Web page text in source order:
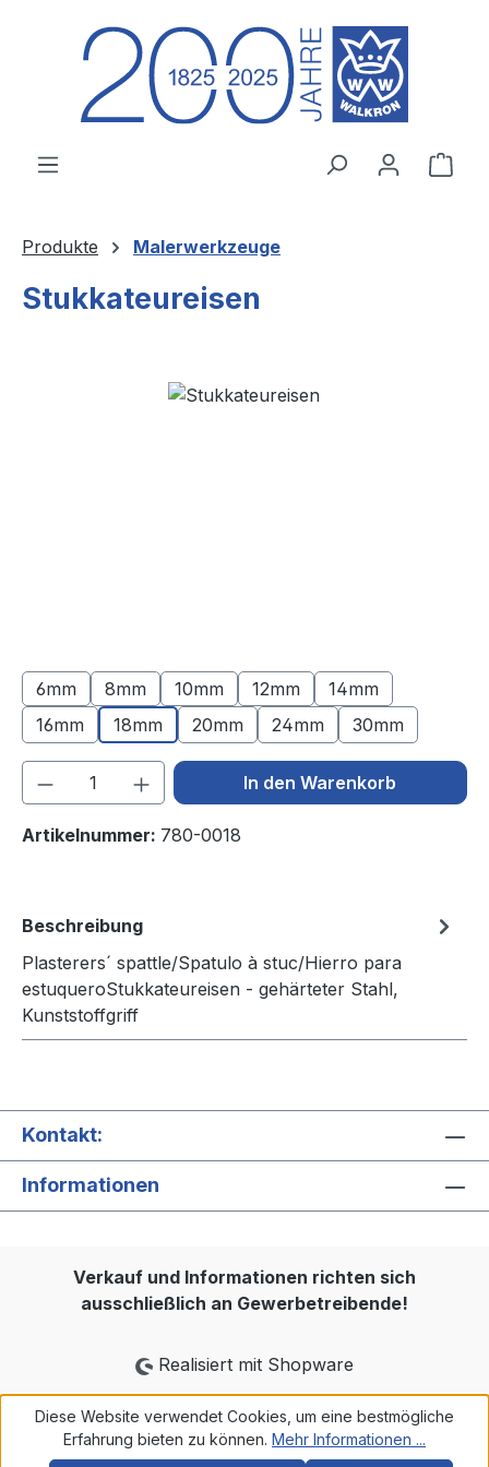
Zum Hauptinhalt springen
Produkte Malerwerkzeuge
Stukkateureisen
Bildergalerie überspringen
6mm 8mm 10mm 12mm
14mm
16mm
18mm 20mm 24mm 30mm
Produkt Anzahl: Gib denIn den Warenkorb
Artikelnummer: 780-0018
Beschreibung
Plasterers´ spattle/Spatulo à stuc/Hierro para
estuqueroStukkateureisen - gehärteter Stahl,
Kunststoffgriff
Kontakt:
Informationen
Verkauf und Informationen richten sich
ausschließlich an Gewerbetreibende!
Realisiert mit Shopware
Diese Website verwendet Cookies, um eine bestmögliche
Erfahrung bieten zu können. Mehr Informationen ...